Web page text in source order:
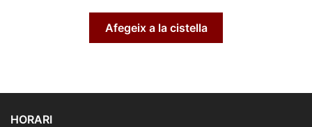
Afegeix a la cistella
HORARI